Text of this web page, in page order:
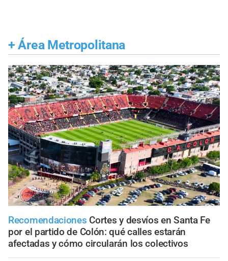
+ Área Metropolitana
Recomendaciones Cortes y desvíos en Santa Fe
por el partido de Colón: qué calles estarán
afectadas y cómo circularán los colectivos